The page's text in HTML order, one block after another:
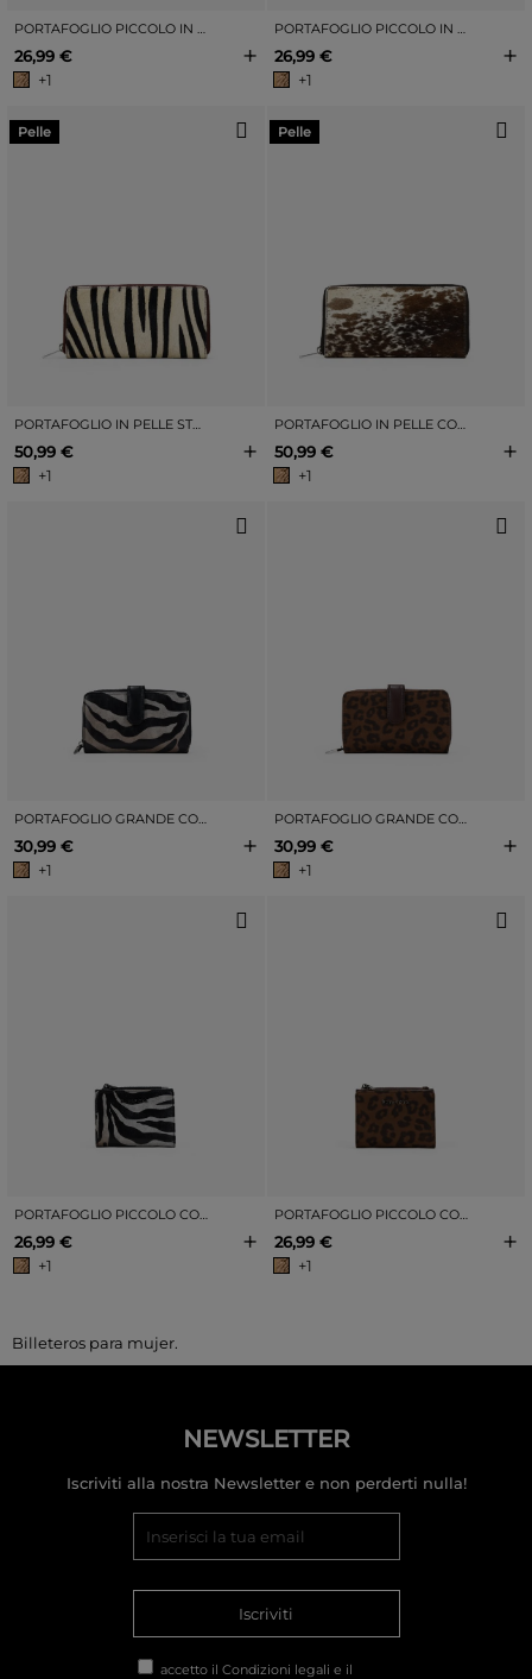
PORTAFOGLIO PICCOLO IN PELLE STAMPA ZEBRA
26,99 €
+1
+
PORTAFOGLIO PICCOLO IN PELLE STAMPATA MUCCA
26,99 €
+1
+
Pelle
PORTAFOGLIO IN PELLE STAMPA ZEBRA CON CERNIERA
50,99 €
+1
+
Pelle
50,99 €
+1
+
PORTAFOGLIO GRANDE CON STAMPA ZEBRA
30,99 €
+1
+
PORTAFOGLIO GRANDE CON STAMPA LEOPARDATA
30,99 €
+1
+
26,99 €
+1
+
26,99 €
+1
+
Billeteros para mujer.
NEWSLETTER
Iscriviti alla nostra Newsletter e non perderti nulla!
Iscriviti
accetto il Condizioni legali e il